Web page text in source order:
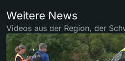
Weitere News
Videos aus der Region, der